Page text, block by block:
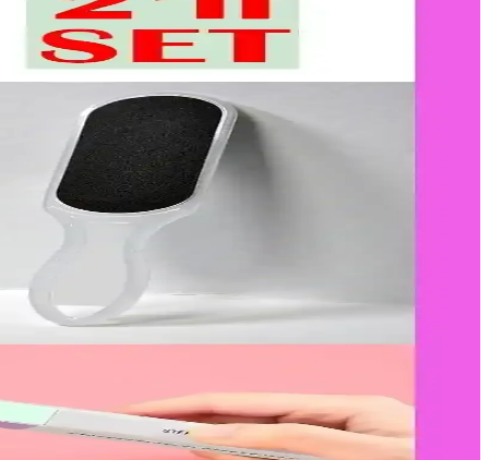
kolaylaştırır.
sağlıklı tırnaklara ulaşın.
ihtiyaçlara uygun olduğunu öğrenin.
ve bakım önerileri burada.